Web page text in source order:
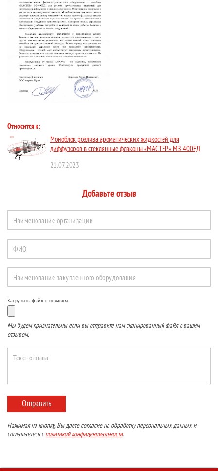
Относится к:
Моноблок розлива ароматических жидкостей для
диффузоров в стеклянные флаконы «МАСТЕР» МЗ-400ЕД
21.07.2023
Добавьте отзыв
Наименование организации
ФИО
Наименование закупленного оборудования
Загрузить файл с отзывом
Мы будем признательны если вы отправите нам сканированный файл с вашим
отзывом.
Текст отзыва
Отправить
Нажимая на кнопку, Вы даете согласие на обработку персональных данных и
соглашаетесь сполитикой конфиденциальности.